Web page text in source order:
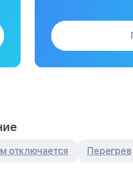
отключается Перегрев